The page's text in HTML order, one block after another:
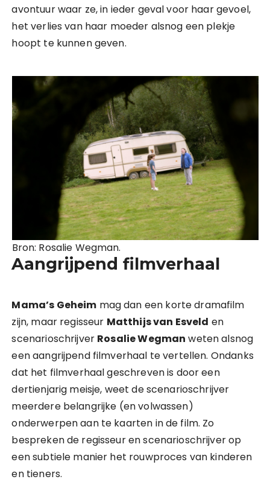
avontuur waar ze, in ieder geval voor haar gevoel,
het verlies van haar moeder alsnog een plekje
hoopt te kunnen geven.
Bron: Rosalie Wegman.
Aangrijpend filmverhaal
Mama’s Geheim mag dan een korte dramafilm
zijn, maar regisseur Matthijs van Esveld en
scenarioschrijver Rosalie Wegman weten alsnog
een aangrijpend filmverhaal te vertellen. Ondanks
dat het filmverhaal geschreven is door een
dertienjarig meisje, weet de scenarioschrijver
meerdere belangrijke (en volwassen)
onderwerpen aan te kaarten in de film. Zo
bespreken de regisseur en scenarioschrijver op
een subtiele manier het rouwproces van kinderen
en tieners.